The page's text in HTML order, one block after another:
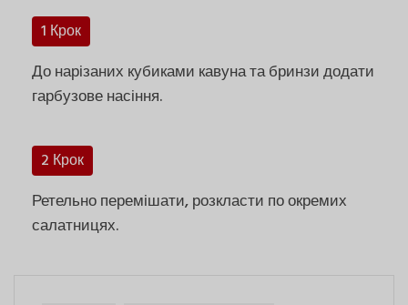
1 Крок
До нарізаних кубиками кавуна та бринзи додати
гарбузове насіння.
2 Крок
Ретельно перемішати, розкласти по окремих
салатницях.